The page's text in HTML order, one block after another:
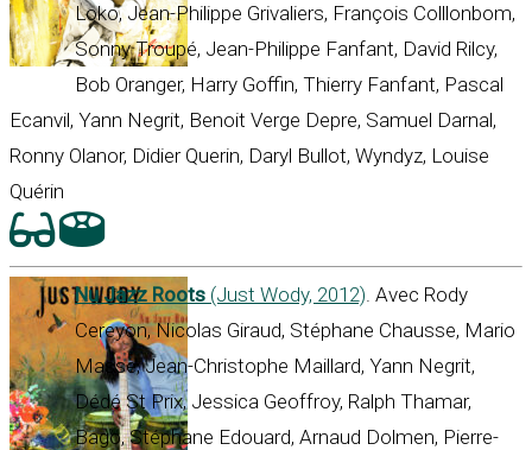
Loko, Jean-Philippe Grivaliers, François Colllonbom,
Sonny Troupé, Jean-Philippe Fanfant, David Rilcy,
Bob Oranger, Harry Goffin, Thierry Fanfant, Pascal
Ecanvil, Yann Negrit, Benoit Verge Depre, Samuel Darnal,
Ronny Olanor, Didier Querin, Daryl Bullot, Wyndyz, Louise
Quérin
Nu Jazz Roots (Just Wody, 2012). Avec Rody
Cereyon, Nicolas Giraud, Stéphane Chausse, Mario
Masse, Jean-Christophe Maillard, Yann Negrit,
Dédé St Prix, Jessica Geoffroy, Ralph Thamar,
Bago, Stéphane Edouard, Arnaud Dolmen, Pierre-